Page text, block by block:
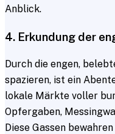
Anblick.
4. Erkundung der
Durch die engen,
spazieren, ist ein
lokale Märkte voller
Opfergaben,
Diese Gassen